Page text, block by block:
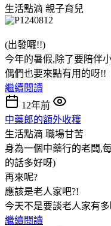
生活點滴 親子育兒
(出發囉!!)
今年的暑假,除了要陪伴
偶們也要來點有用的呀!!
繼續閱讀
12年前
中藥郎的額外收穫
生活點滴 職場甘苦
身為一個中藥行的老闆,
的話多好呀)
再來呢?
應該是老人家吧?!
今天不是要談老人家有
繼續閱讀